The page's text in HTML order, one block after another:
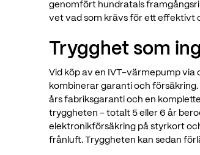
genomfört hundratals
vet vad som krävs för ett effektivt
Trygghet som
Vid köp av en IVT-värmepump via
kombinerar garanti och
års fabriksgaranti och en
tryggheten – totalt 5 eller 6 år
elektronikförsäkring på styrkort
frånluft. Tryggheten kan sedan